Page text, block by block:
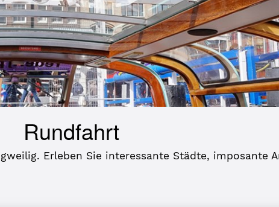
Rundfahrt
Erleben Sie interessante Städte, imposante